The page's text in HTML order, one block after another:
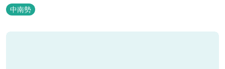
から4〜6名で泊まれる和洋室まで幅広く、旅のスタイルに合わせて
選べます。 天然温泉の大浴場・露天風呂、ロウリュ式サウナで体を
整えた後は、和食や焼肉など、気分で選べる夕食をゆったりと。 翌
中南勢